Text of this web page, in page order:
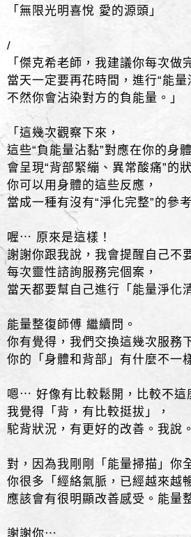
「無限光明喜悅 愛的源頭」
/
「傑克希老師，我建議你每次做
當天一定要再花時間，進行“能量
不然你會沾染對方的負能量。」
「這幾次觀察下來，
這些“負能量沾黏”對應在你的身
會呈現“背部緊繃、異常酸痛”的狀
你可以用身體的這些反應，
當成一種有沒有“淨化完整”的參考
喔⋯ 原來是這樣！
謝謝你跟我說，我會提醒自己不
每次靈性諮詢服務完個案，
當天都要幫自己進行「能量淨化
能量整復師傅 繼續問。
你有覺得，我們交換這幾次服務
你的「身體和背部」有什麼不一
嗯⋯ 好像有比較鬆開，比較不這
我覺得「背，有比較挺拔」，
駝背狀況，有更好的改善。我說。
對，因為我剛剛「能量掃描」你
你很多「經絡氣脈，已經越來越
應該會有很明顯改善感受。能量
謝謝你⋯